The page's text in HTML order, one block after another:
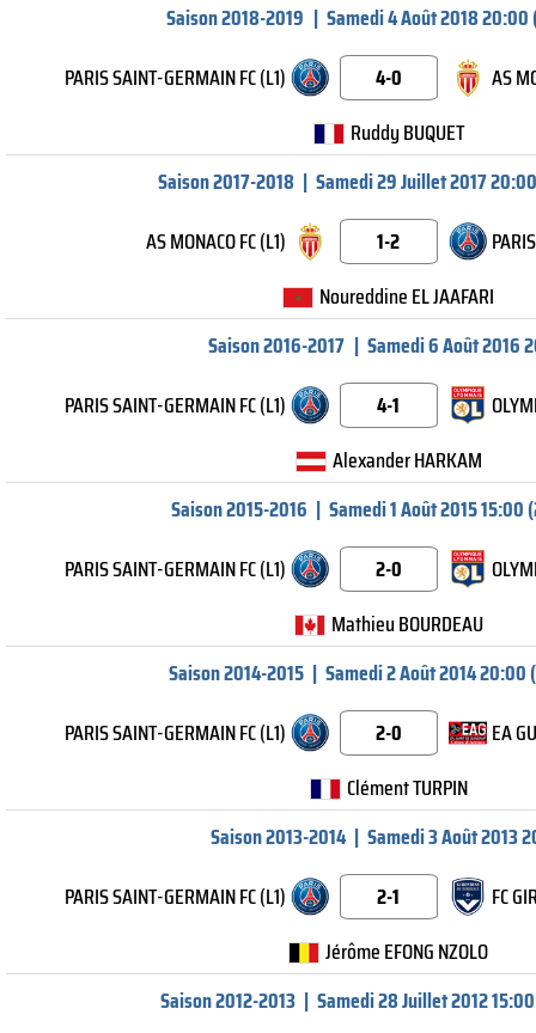
Saison 2018-2019 | Samedi 4 Août 2018 20:00
PARIS SAINT-GERMAIN FC (L1)
4-0
AS
Ruddy BUQUET
Saison 2017-2018 | Samedi 29 Juillet 2017
AS MONACO FC (L1)
1-2
Noureddine EL JAAFARI
Saison 2016-2017 | Samedi 6 Août 2016
PARIS SAINT-GERMAIN FC (L1)
4-1
Alexander HARKAM
Saison 2015-2016 | Samedi 1 Août 2015 15:00
PARIS SAINT-GERMAIN FC (L1)
2-0
Mathieu BOURDEAU
Saison 2014-2015 | Samedi 2 Août 2014 20:00
PARIS SAINT-GERMAIN FC (L1)
2-0
EA
Clément TURPIN
Saison 2013-2014 | Samedi 3 Août 2013
PARIS SAINT-GERMAIN FC (L1)
2-1
FC
Jérôme EFONG NZOLO
Saison 2012-2013 | Samedi 28 Juillet 2012